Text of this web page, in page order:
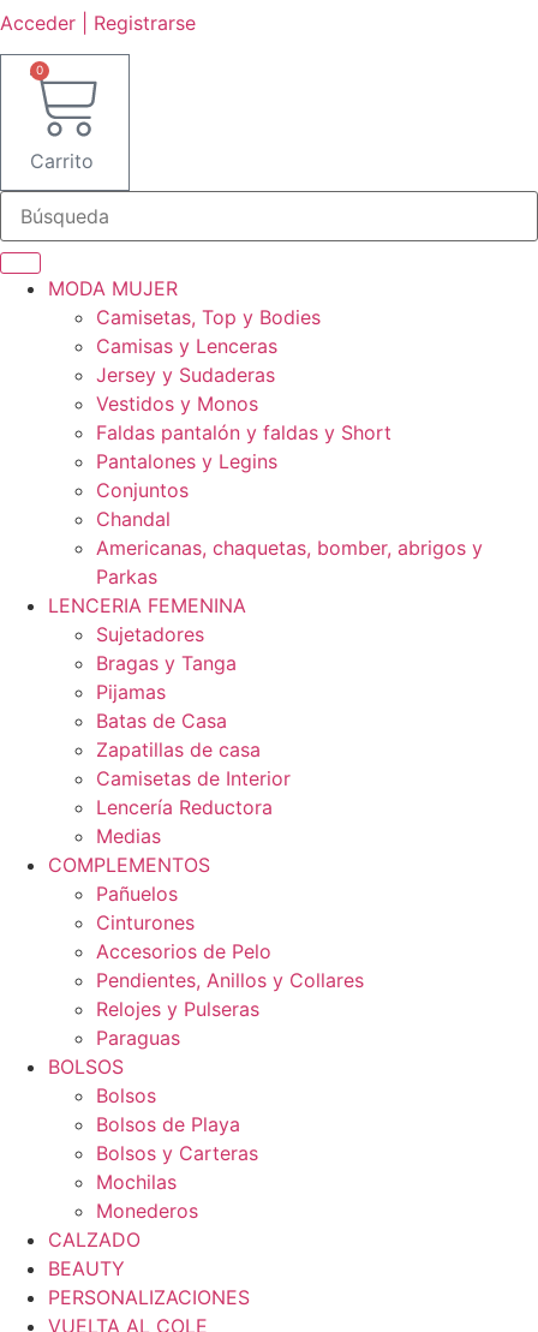
Acceder | Registrarse
0
Carrito
MODA MUJER
Camisetas, Top y Bodies
Camisas y Lenceras
Jersey y Sudaderas
Vestidos y Monos
Faldas pantalón y faldas y Short
Pantalones y Legins
Conjuntos
Chandal
Americanas, chaquetas, bomber, abrigos y
Parkas
LENCERIA FEMENINA
Sujetadores
Bragas y Tanga
Pijamas
Batas de Casa
Zapatillas de casa
Camisetas de Interior
Lencería Reductora
Medias
COMPLEMENTOS
Pañuelos
Cinturones
Accesorios de Pelo
Pendientes, Anillos y Collares
Relojes y Pulseras
Paraguas
BOLSOS
Bolsos
Bolsos de Playa
Bolsos y Carteras
Mochilas
Monederos
CALZADO
BEAUTY
PERSONALIZACIONES
VUELTA AL COLE